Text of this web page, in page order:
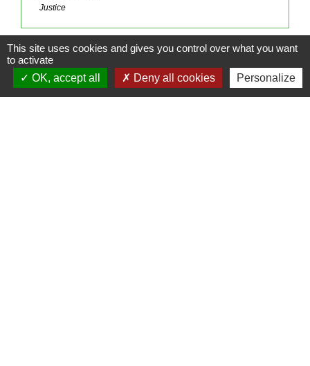
Justice
Signaler une erreur sur cette page
This site uses cookies and gives you control over what you want
to activate
OK, accept all
Deny all cookies Personalize